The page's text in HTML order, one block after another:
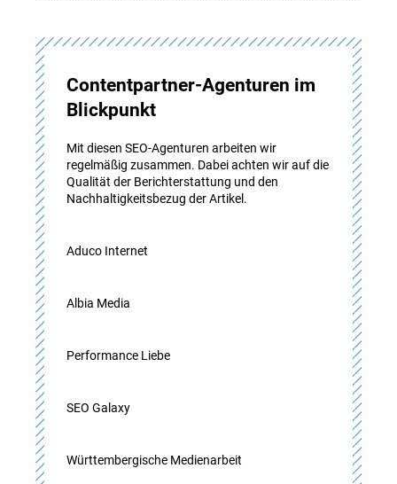
Contentpartner-Agenturen im
Blickpunkt
Mit diesen SEO-Agenturen arbeiten wir
regelmäßig zusammen. Dabei achten wir auf die
Qualität der Berichterstattung und den
Nachhaltigkeitsbezug der Artikel.
Aduco Internet
Albia Media
Performance Liebe
SEO Galaxy
Württembergische Medienarbeit